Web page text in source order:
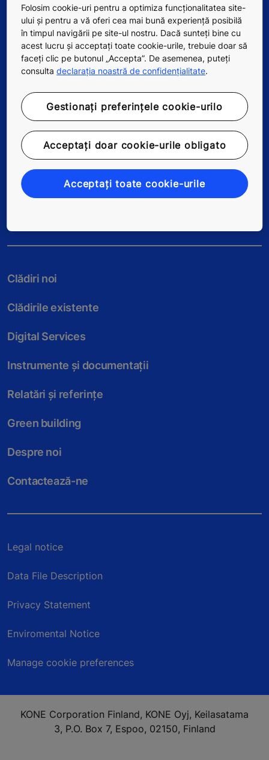
For Suppliers
Follow us
Clădiri noi
Clădirile existente
Digital Services
Instrumente și documentații
Relatări și referințe
Green building
Despre noi
Contactează-ne
Legal notice
Data File Description
Privacy Statement
Enviromental Notice
Manage cookie preferences
KONE Corporation Finland, KONE Oyj, Keilasatama
3, P.O. Box 7, Espoo, 02150, Finland
Folosim cookie-uri pentru a optimiza funcționalitatea site-
ului și pentru a vă oferi cea mai bună experiență posibilă
în timpul navigării pe site-ul nostru. Dacă sunteți bine cu
acest lucru și acceptați toate cookie-urile, trebuie doar să
faceți clic pe butonul „Accepta”. De asemenea, puteți
consultadeclarația noastră de confidențialitate.
Gestionați preferințele cookie-urilo
Acceptați doar cookie-urile obligato
Acceptați toate cookie-urile